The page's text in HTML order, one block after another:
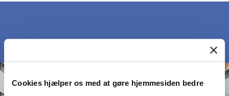
Cookies hjælper os med at gøre hjemmesiden bedre